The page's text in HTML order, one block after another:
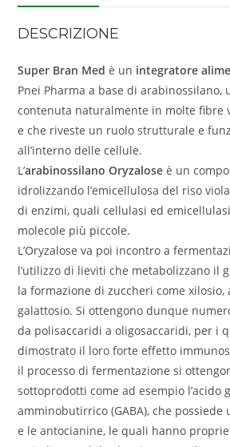
DESCRIZIONE
Super Bran Med è un integratore
Pnei Pharma a base di arabinossilano,
contenuta naturalmente in molte fibre
e che riveste un ruolo strutturale e
all’interno delle cellule.
L’arabinossilano Oryzalose è un
idrolizzando l’emicellulosa del riso
di enzimi, quali cellulasi ed
molecole più piccole.
L’Oryzalose va poi incontro a
l’utilizzo di lieviti che metabolizzano il
la formazione di zuccheri come xilosio,
galattosio. Si ottengono dunque
da polisaccaridi a oligosaccaridi, per i
dimostrato il loro forte effetto
il processo di fermentazione si
sottoprodotti come ad esempio l’acido
amminobutirrico (GABA), che
e le antocianine, le quali hanno